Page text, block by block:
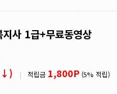
사 1급+무료동영상
| 적립금 1,800P (5% 적립)